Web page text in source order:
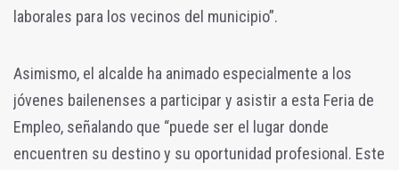
laborales para los vecinos del municipio”.
Asimismo, el alcalde ha animado especialmente a los
jóvenes bailenenses a participar y asistir a esta Feria de
Empleo, señalando que “puede ser el lugar donde
encuentren su destino y su oportunidad profesional. Este